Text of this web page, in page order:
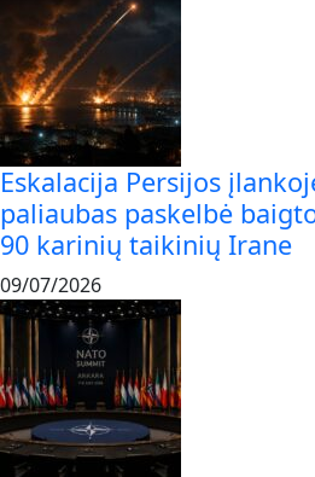
Eskalacija Persijos
paliaubas paskelbė
90 karinių taikinių Irane
09/07/2026